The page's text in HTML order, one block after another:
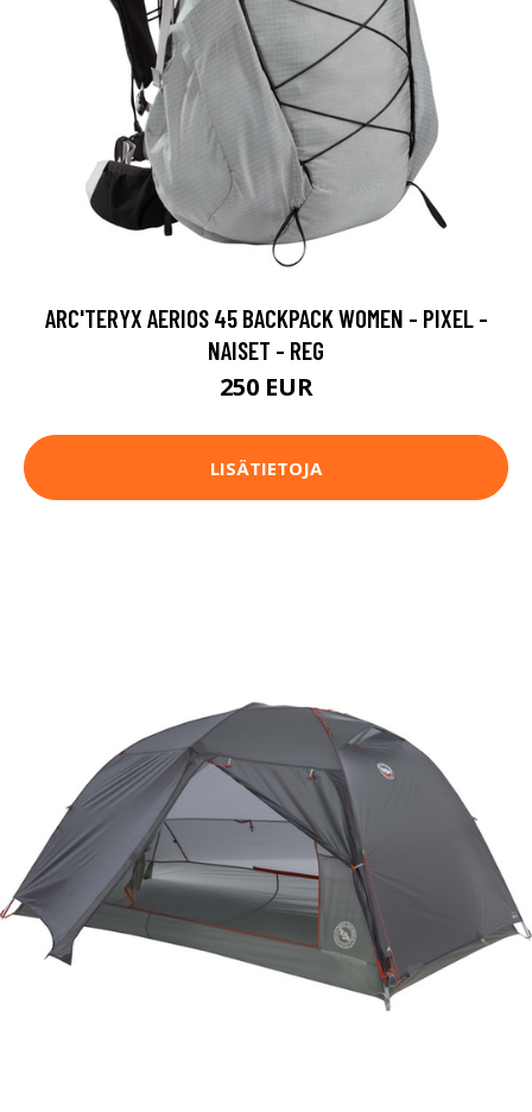
ARC'TERYX AERIOS 45 BACKPACK WOMEN - PIXEL -
NAISET - REG
250 EUR
LISÄTIETOJA